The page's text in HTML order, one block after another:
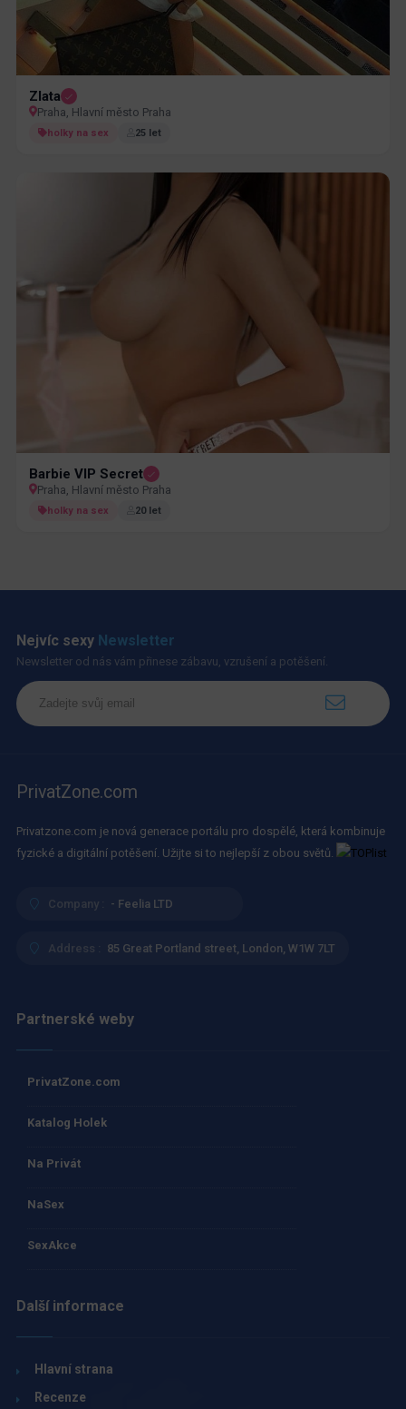
Zlata
Praha, Hlavní město Praha
holky na sex 25 let
Barbie VIP Secret
Praha, Hlavní město Praha
holky na sex 20 let
Nejvíc sexy Newsletter
Newsletter od nás vám přinese zábavu, vzrušení a potěšení.
PrivatZone.com
Privatzone.com je nová generace portálu pro dospělé, která kombinuje
fyzické a digitální potěšení. Užijte si to nejlepší z obou světů.
Company : - Feelia LTD
Address : 85 Great Portland street, London, W1W 7LT
Partnerské weby
PrivatZone.com
Katalog Holek
Na Privát
NaSex
SexAkce
Další informace
Hlavní strana
Recenze